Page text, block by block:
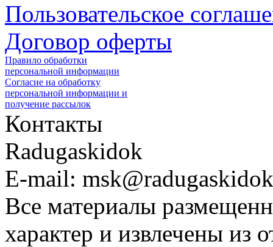
Пользовательское
Договор оферты
Правило обработки
персональной информации
Согласие на обработку
персональной информации и
получение рассылок
Контакты
Radugaskidok
E-mail:
Все материалы
характер и извлечены из